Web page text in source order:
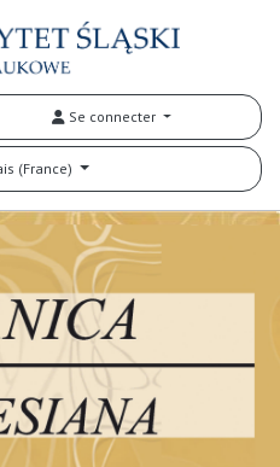
Se connecter
(France)